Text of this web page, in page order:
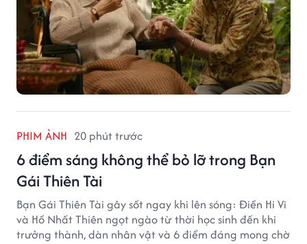
PHIM ẢNH 20 phút trước
6 điểm sáng không thể bỏ lỡ trong Bạn
Gái Thiên Tài
Bạn Gái Thiên Tài gây sốt ngay khi lên sóng: Điền Hi Vi
và Hồ Nhất Thiên ngọt ngào từ thời học sinh đến khi
trưởng thành, dàn nhân vật và 6 điểm đáng mong chờ